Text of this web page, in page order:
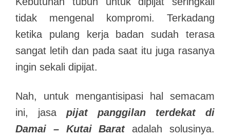
tidak mengenal kompromi. Terkadang
ketika pulang kerja badan sudah terasa
sangat letih dan pada saat itu juga rasanya
ingin sekali dipijat.
Nah, untuk mengantisipasi hal semacam
ini, jasa pijat panggilan terdekat di
Damai – Kutai Baratadalah solusinya.